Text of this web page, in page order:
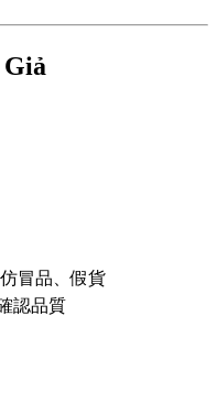
冒品、假貨
認品質